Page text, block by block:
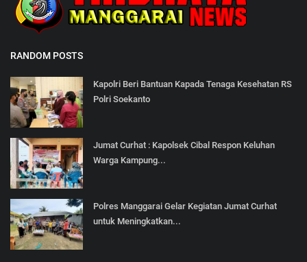
RANDOM POSTS
Kapolri Beri Bantuan Kapada Tenaga Kesehatan RS
Polri Soekanto
Jumat Curhat : Kapolsek Cibal Respon Keluhan
Warga Kampung...
Polres Manggarai Gelar Kegiatan Jumat Curhat
untuk Meningkatkan...